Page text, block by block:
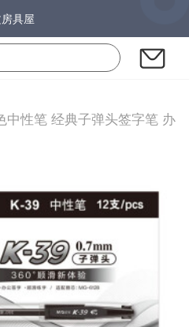
具屋
中性笔 经典子弹头签字笔 办